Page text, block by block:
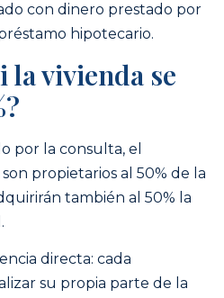
con dinero prestado por
hipotecario.
la vivienda se
por la consulta, el
propietarios al 50% de la
también al 50% la
directa: cada
su propia parte de la